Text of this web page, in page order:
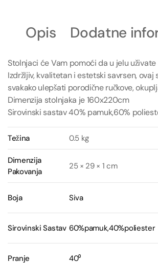
Opis Dodatne
Stolnjaci će Vam pomoći da u jelu uživate
Izdržljiv, kvalitetan i estetski savrsen, ovaj
svakako ulepšati porodične ručkove,
Dimenzija stolnjaka je 160x220cm
Sirovinski sastav 40% pamuk,60%
Težina 0.5 kg
Dimenzija
Pakovanja
25 × 29 × 1 cm
Boja Siva
Sirovinski Sastav 60%pamuk,40%poliester
Pranje 40⁰